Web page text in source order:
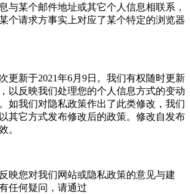
与某个邮件地址或其它个人信息相联系，
个请求方事实上对应了某个特定的浏览器
更新于2021年6月9日。我们有权随时更新
以反映我们处理您的个人信息方式的变动
如我们对隐私政策作出了此类修改，我们
其它方式发布修改后的政策。修改自发布
。
映您对我们网站或隐私政策的意见与建
任何疑问，请通过